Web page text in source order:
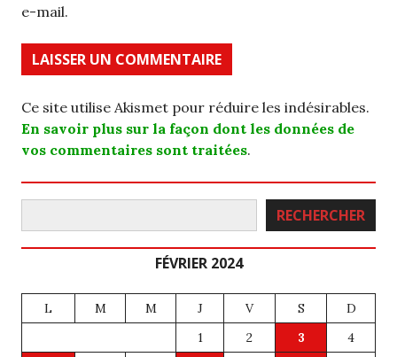
e-mail.
Ce site utilise Akismet pour réduire les indésirables.
En savoir plus sur la façon dont les données de
vos commentaires sont traitées.
Rechercher RECHERCHER
FÉVRIER 2024
L M M J V S
D
1
2 3
4